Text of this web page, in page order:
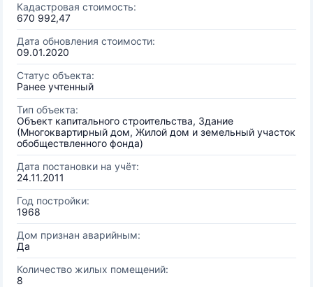
Кадастровая стоимость:
670 992,47
Дата обновления стоимости:
09.01.2020
Статус объекта:
Ранее учтенный
Тип объекта:
Объект капитального строительства, Здание
(Многоквартирный дом, Жилой дом и земельный участок
обобществленного фонда)
Дата постановки на учёт:
24.11.2011
Год постройки:
1968
Дом признан аварийным:
Да
Количество жилых помещений:
8